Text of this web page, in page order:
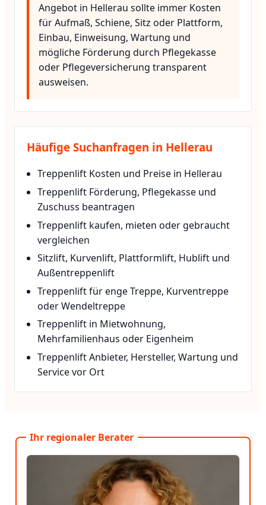
Angebot in Hellerau sollte immer Kosten
für Aufmaß, Schiene, Sitz oder Plattform,
Einbau, Einweisung, Wartung und
mögliche Förderung durch Pflegekasse
oder Pflegeversicherung transparent
ausweisen.
Häufige Suchanfragen in Hellerau
Treppenlift Kosten und Preise in Hellerau
Treppenlift Förderung, Pflegekasse und
Zuschuss beantragen
Treppenlift kaufen, mieten oder gebraucht
vergleichen
Sitzlift, Kurvenlift, Plattformlift, Hublift und
Außentreppenlift
Treppenlift für enge Treppe, Kurventreppe
oder Wendeltreppe
Treppenlift in Mietwohnung,
Mehrfamilienhaus oder Eigenheim
Treppenlift Anbieter, Hersteller, Wartung und
Service vor Ort
Ihr regionaler Berater